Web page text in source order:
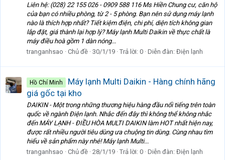
Liên hệ: (028) 22 155 026 - 0909 588 116 Ms Hiền Chung cư, căn hộ
của bạn có nhiều phòng, từ 2 - 5 phòng. Bạn nên sử dụng máy lạnh
nào là thích hợp nhất? Tiết kiệm điện, chi phí, diện tích không gian
lắp đặt, giá thành lại hợp lý? Máy lạnh Multi Daikin về thực chất là
máy điều hoà gồm 1 dàn nóng...
tranganhsao
Chủ đề 30/1/19 Trả lời: 0 Diễn đàn: Điện lạnh
Hồ Chí Minh
Máy lạnh Multi Daikin - Hàng chính hãng
giá gốc tại kho
DAIKIN - Một trong những thương hiệu hàng đầu nổi tiếng trên toàn
quốc về ngành Điện lạnh. Nhắc đến đây thì không thể không nhắc
đến MÁY LẠNH - ĐIỀU HÒA MULTI DAIKIN làm HOT nhất hiện nay,
được rất nhiều người tiêu dùng ưa chuộng tin dùng. Cùng nhau tìm
hiểu về sản phẩm này nhé! Máy lạnh Multi...
tranganhsao
Chủ đề 28/1/19 Trả lời: 0 Diễn đàn: Điện lạnh